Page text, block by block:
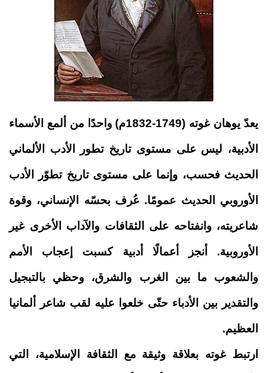
يعدّ يوهان غوته (1749-1832م) واحدًا من ألمع الأسماء
الأدبية، ليس على مستوى تاريخ تطور الأدب الألماني
الحديث فحسب، وإنما على مستوى تاريخ تطوّر الأدب
الأوروبي الحديث عمومًا. عُرف بحسّه الإنساني، وقوة
شاعريته، وانفتاحه على الثقافات والآداب الأخرى غير
الأوروبية. أنجز أعمالًا أدبية كسبت إعجاب الأمم
والشعوب ما بين الغرب والشرق، وحظي بالتبجيل
والتقدير بين الأدباء حتّى خلعوا عليه لقب شاعر ألمانيا
العظيم.
ارتبط غوته بعلاقة وثيقة مع الثقافة الإسلامية، التي